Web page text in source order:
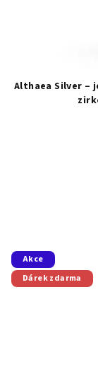
Althaea Silver –
Akce
Dárek zdarma